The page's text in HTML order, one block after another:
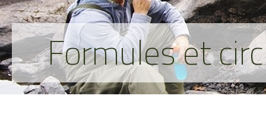
Formules et